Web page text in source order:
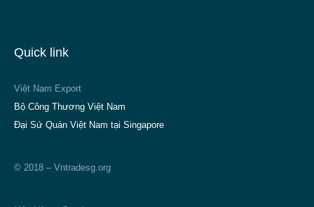
Quick link
Việt Nam Export
Bộ Công Thương Việt Nam
Đại Sứ Quán Việt Nam tại Singapore
© 2018 – Vntradesg.org